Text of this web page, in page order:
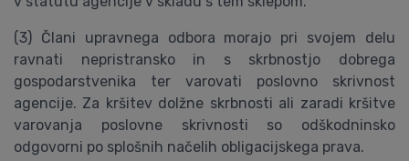
(3) Člani upravnega odbora morajo pri svojem delu
ravnati nepristransko in s skrbnostjo dobrega
gospodarstvenika ter varovati poslovno skrivnost
agencije. Za kršitev dolžne skrbnosti ali zaradi kršitve
varovanja poslovne skrivnosti so odškodninsko
odgovorni po splošnih načelih obligacijskega prava.